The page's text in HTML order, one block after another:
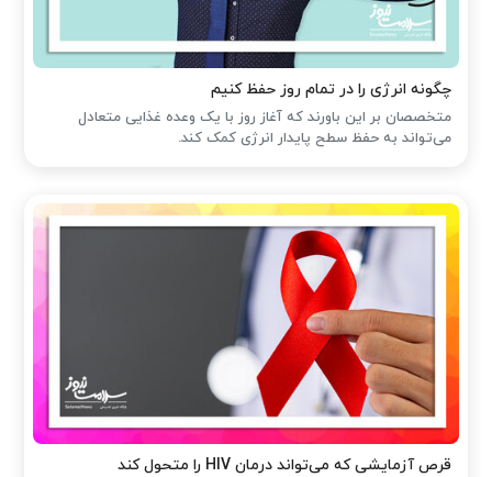
چگونه انرژی را در تمام روز حفظ کنیم
متخصصان بر این باورند که آغاز روز با یک وعده غذایی متعادل
می‌تواند به حفظ سطح پایدار انرژی کمک کند.
قرص آزمایشی که می‌تواند درمان HIV را متحول کند